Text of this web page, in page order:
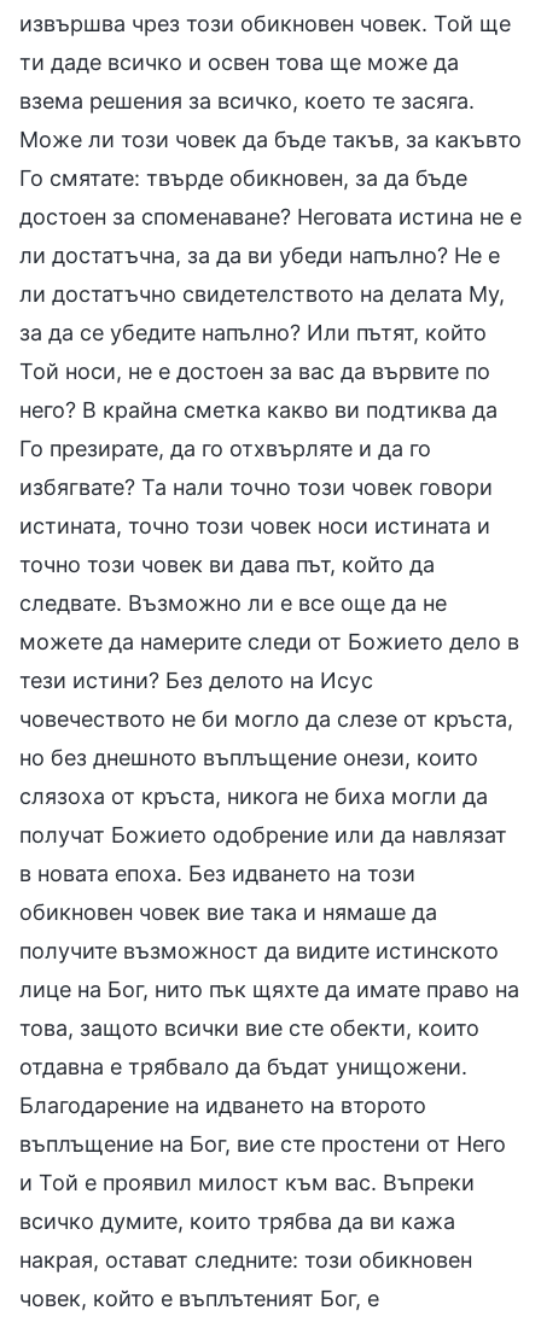
извършва чрез този обикновен човек. Той ще
ти даде всичко и освен това ще може да
взема решения за всичко, което те засяга.
Може ли този човек да бъде такъв, за какъвто
Го смятате: твърде обикновен, за да бъде
достоен за споменаване? Неговата истина не е
ли достатъчна, за да ви убеди напълно? Не е
ли достатъчно свидетелството на делата Му,
за да се убедите напълно? Или пътят, който
Той носи, не е достоен за вас да вървите по
него? В крайна сметка какво ви подтиква да
Го презирате, да го отхвърляте и да го
избягвате? Та нали точно този човек говори
истината, точно този човек носи истината и
точно този човек ви дава път, който да
следвате. Възможно ли е все още да не
можете да намерите следи от Божието дело в
тези истини? Без делото на Исус
човечеството не би могло да слезе от кръста,
но без днешното въплъщение онези, които
слязоха от кръста, никога не биха могли да
получат Божието одобрение или да навлязат
в новата епоха. Без идването на този
обикновен човек вие така и нямаше да
получите възможност да видите истинското
лице на Бог, нито пък щяхте да имате право на
това, защото всички вие сте обекти, които
отдавна е трябвало да бъдат унищожени.
Благодарение на идването на второто
въплъщение на Бог, вие сте простени от Него
и Той е проявил милост към вас. Въпреки
всичко думите, които трябва да ви кажа
накрая, остават следните: този обикновен
човек, който е въплътеният Бог, е